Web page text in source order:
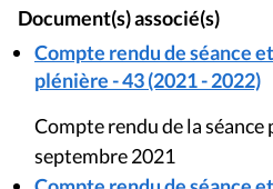
Document(s) associé(s)
Compte rendu de séance
plénière - 43 (2021 - 2022)
Compte rendu de la séance
septembre 2021